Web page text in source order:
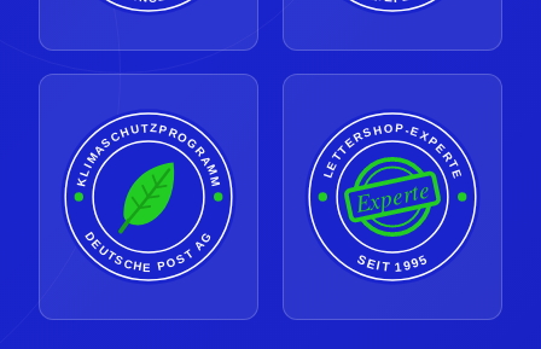
KLIMASCHUTZPROGRAMM
DEUTSCHE POST AG
LETTERSHOP-EXPERTE
SEIT 1995
Experte